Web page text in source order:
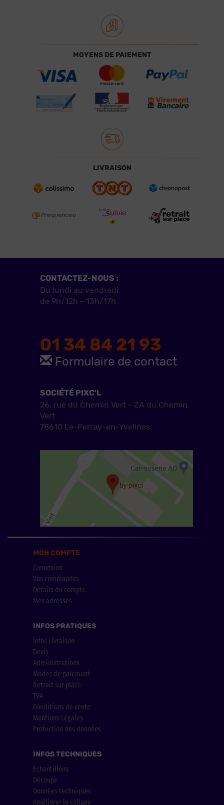
MOYENS DE PAIEMENT
LIVRAISON
CONTACTEZ-NOUS :
Du lundi au vendredi
de 9h/12h - 13h/17h
01 34 84 21 93
Formulaire de contact
SOCIÉTÉ PIXC'L
26, rue du Chemin Vert - ZA du Chemin
Vert
78610 Le-Perray-en-Yvelines
MON COMPTE
Connexion
Vos commandes
Détails du compte
Mes adresses
INFOS PRATIQUES
Infos Livraison
Devis
Administrations
Modes de paiement
Retrait sur place
TVA
Conditions de vente
Mentions Légales
Protection des données
INFOS TECHNIQUES
Echantillons
Découpe
Données techniques
Améliorer le collage